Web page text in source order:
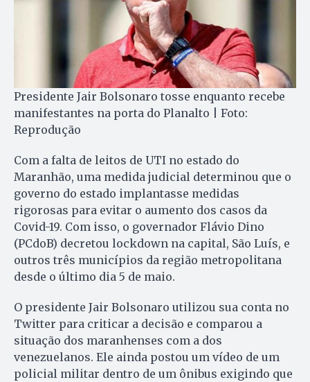
Presidente Jair Bolsonaro tosse enquanto recebe
manifestantes na porta do Planalto | Foto:
Reprodução
Com a falta de leitos de UTI no estado do
Maranhão, uma medida judicial determinou que o
governo do estado implantasse medidas
rigorosas para evitar o aumento dos casos da
Covid-19. Com isso, o governador Flávio Dino
(PCdoB) decretou lockdown na capital, São Luís, e
outros três municípios da região metropolitana
desde o último dia 5 de maio.
O presidente Jair Bolsonaro utilizou sua conta no
Twitter para criticar a decisão e comparou a
situação dos maranhenses com a dos
venezuelanos. Ele ainda postou um vídeo de um
policial militar dentro de um ônibus exigindo que